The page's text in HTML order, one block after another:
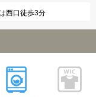
西口徒歩3分